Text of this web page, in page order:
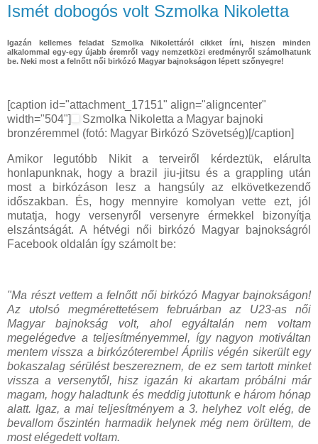
Ismét dobogós volt Szmolka Nikoletta
Igazán kellemes feladat Szmolka Nikolettáról cikket írni, hiszen minden
alkalommal egy-egy újabb éremről vagy nemzetközi eredményről számolhatunk
be. Neki most a felnőtt női birkózó Magyar bajnokságon lépett szőnyegre!
[caption id="attachment_17151" align="aligncenter"
width="504"]
Szmolka Nikoletta a Magyar bajnoki
bronzéremmel (fotó: Magyar Birkózó Szövetség)[/caption]
Amikor legutóbb Nikit a terveiről kérdeztük, elárulta
honlapunknak, hogy a brazil jiu-jitsu és a grappling után
most a birkózáson lesz a hangsúly az elkövetkezendő
időszakban. És, hogy mennyire komolyan vette ezt, jól
mutatja, hogy versenyről versenyre érmekkel bizonyítja
elszántságát. A hétvégi női birkózó Magyar bajnokságról
Facebook oldalán így számolt be:
"Ma részt vettem a felnőtt női birkózó Magyar bajnokságon!
Az utolsó megmérettetésem februárban az U23-as női
Magyar bajnokság volt, ahol egyáltalán nem voltam
megelégedve a teljesítményemmel, így nagyon motiváltan
mentem vissza a birkózóterembe! Április végén sikerült egy
bokaszalag sérülést beszereznem, de ez sem tartott minket
vissza a versenytől, hisz igazán ki akartam próbálni már
magam, hogy haladtunk és meddig jutottunk e három hónap
alatt. Igaz, a mai teljesítményema 3. helyhez volt elég, de
bevallom őszintén harmadik helynek még nem örültem, de
most elégedett voltam.